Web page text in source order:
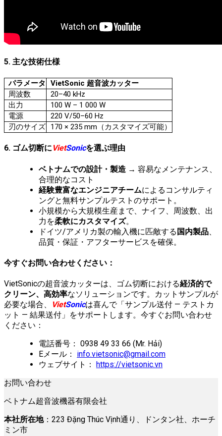
5. 主な技術仕様
パラメータ
VietSonic 超音波カッター
周波数
20–40 kHz
出力
100 W – 1 000 W
電源
220 V/50–60 Hz
刃のサイズ
170 × 235 mm（カスタマイズ可能）
6. ゴム切断に VietSonicを選ぶ理由
ベトナムでの設計・製造 → 容易なメンテナンス、
合理的なコスト
経験豊富なエンジニアチームによるコンサルティ
ングと無料サンプルテストのサポート。
小規模から大規模生産まで、ナイフ、周波数、出
力を柔軟にカスタマイズ。
ドイツ/アメリカ製の輸入機に匹敵する 国内製品
品質・保証・アフターサービスを確保。
今すぐお問い合わせください：
VietSonicの超音波カッターは、ゴム切断における経済的で
クリーン、高効率なソリューションです。カットサンプルが
必要な場合、
VietSonicは喜んで「サンプル送付 — テストカ
ット — 結果送付」をサポートします。今すぐお問い合わせ
ください：
電話番号： 0938 49 33 66 (Mr. Hải)
Eメール： info.vietsonic@gmail.com
ウェブサイト：
https://vietsonic.vn
お問い合わせ
ベトナム超音波機器有限会社
本社所在地：223 Đặng Thúc Vịnh通り、ドンタン社、ホーチ
ミン市